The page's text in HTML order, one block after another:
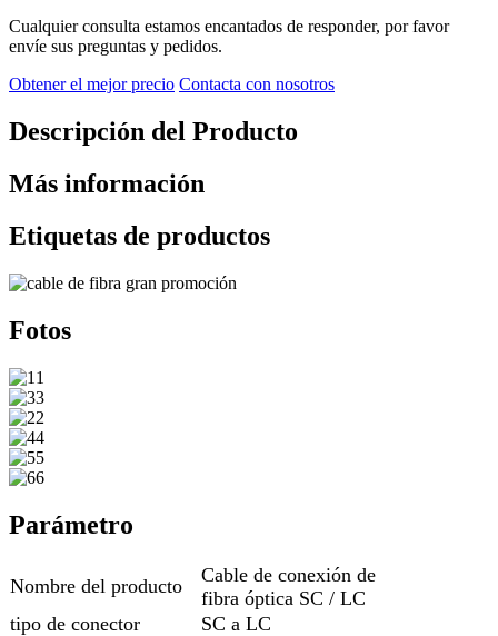
Cualquier consulta estamos encantados de responder, por favor
envíe sus preguntas y pedidos.
Obtener el mejor precio Contacta con nosotros
Descripción del Producto
Más información
Etiquetas de productos
Fotos
Parámetro
Nombre del producto
Cable de conexión de
fibra óptica SC / LC
tipo de conector
SC a LC